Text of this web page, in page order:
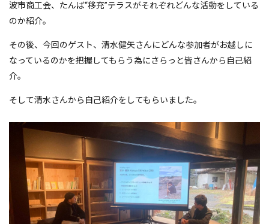
波市商工会、たんば“移充”テラスがそれぞれどんな活動をしている
のか紹介。
その後、今回のゲスト、清水健矢さんにどんな参加者がお越しに
なっているのかを把握してもらう為にさらっと皆さんから自己紹
介。
そして清水さんから自己紹介をしてもらいました。